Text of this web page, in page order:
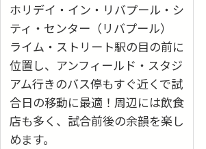
ホリデイ・イン・リバプール・シ
ティ・センター（リバプール）
ライム・ストリート駅の目の前に
位置し、アンフィールド・スタジ
アム行きのバス停もすぐ近くで試
合日の移動に最適！周辺には飲食
店も多く、試合前後の余韻を楽し
めます。